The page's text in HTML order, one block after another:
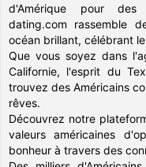
d'Amérique pour des
dating.com rassemble
océan brillant, célébrant
Que vous soyez dans
Californie, l'esprit du
trouvez des Américains
rêves.
Découvrez notre
valeurs américaines
bonheur à travers des